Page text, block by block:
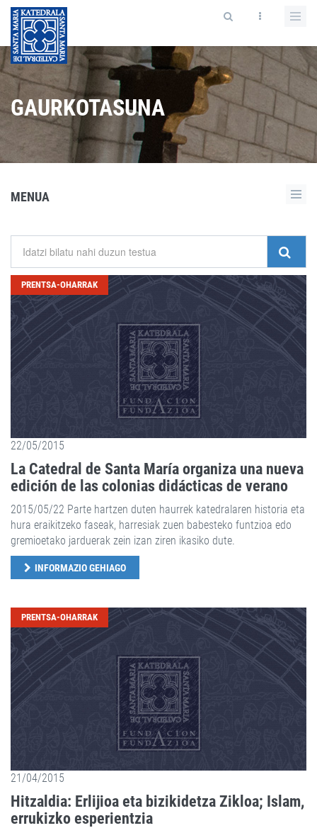
GAURKOTASUNA
MENUA
PRENTSA-OHARRAK
22/05/2015
La Catedral de Santa María organiza una nueva
edición de las colonias didácticas de verano
2015/05/22 Parte hartzen duten haurrek katedralaren historia eta
hura eraikitzeko faseak, harresiak zuen babesteko funtzioa edo
gremioetako jarduerak zein izan ziren ikasiko dute.
INFORMAZIO GEHIAGO
PRENTSA-OHARRAK
21/04/2015
Hitzaldia: Erlijioa eta bizikidetza Zikloa; Islam,
errukizko esperientzia